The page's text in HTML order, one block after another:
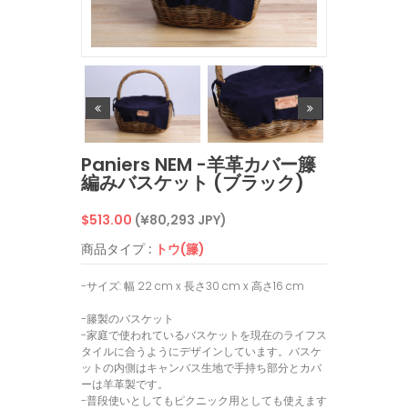
Paniers NEM -羊革カバー籐
編みバスケット (ブラック)
通
常
$513.00 (¥80,293 JPY)
商品タイプ : トウ(籐)
-サイズ: 幅 22 cm x 長さ30 cm x 高さ16 cm
-籐製のバスケット
-家庭で使われているバスケットを現在のライフス
タイルに合うようにデザインしています。バスケ
ットの内側はキャンバス生地で手持ち部分とカバ
ーは羊革製です。
-普段使いとしてもピクニック用としても使えます